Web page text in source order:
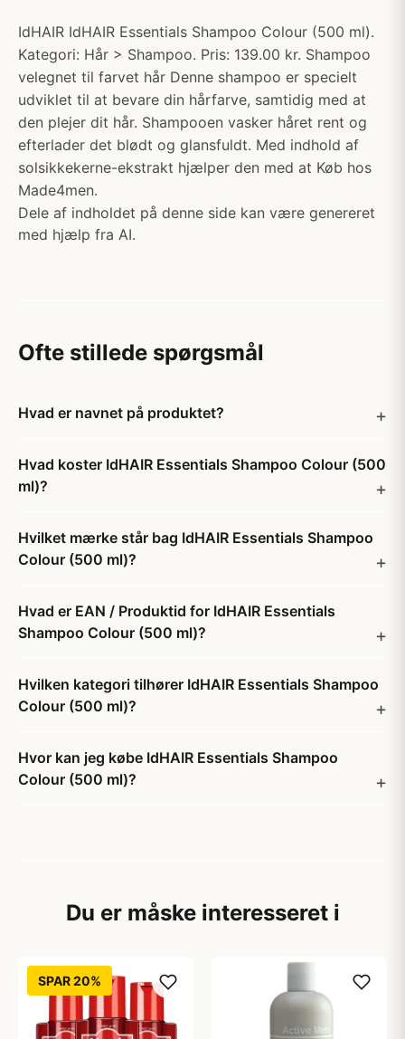
IdHAIR IdHAIR Essentials Shampoo Colour (500 ml).
Kategori: Hår > Shampoo. Pris: 139.00 kr. Shampoo
velegnet til farvet hår Denne shampoo er specielt
udviklet til at bevare din hårfarve, samtidig med at
den plejer dit hår. Shampooen vasker håret rent og
efterlader det blødt og glansfuldt. Med indhold af
solsikkekerne-ekstrakt hjælper den med at Køb hos
Made4men.
Dele af indholdet på denne side kan være genereret
med hjælp fra AI.
Ofte stillede spørgsmål
Hvad er navnet på produktet?
Hvad koster IdHAIR Essentials Shampoo Colour (500
ml)?
Hvilket mærke står bag IdHAIR Essentials Shampoo
Colour (500 ml)?
Hvad er EAN / Produktid for IdHAIR Essentials
Shampoo Colour (500 ml)?
Hvilken kategori tilhører IdHAIR Essentials Shampoo
Colour (500 ml)?
Hvor kan jeg købe IdHAIR Essentials Shampoo
Colour (500 ml)?
Du er måske interesseret i
SPAR 20%